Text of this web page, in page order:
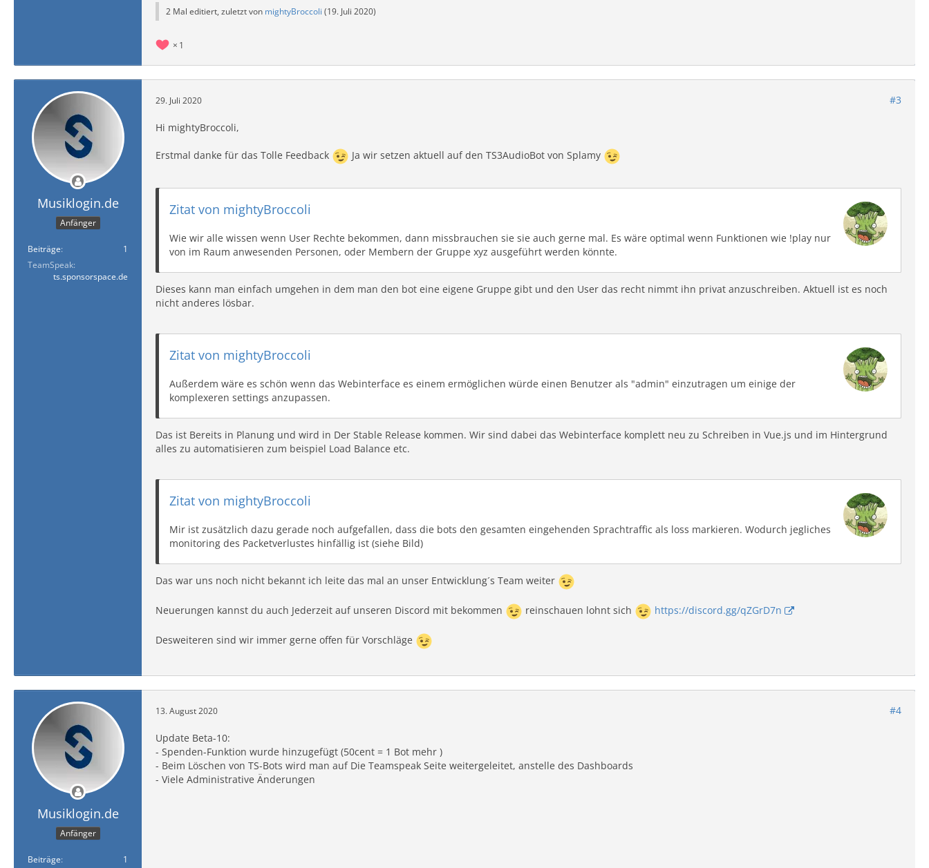
2 Mal editiert, zuletzt von mightyBroccoli (19. Juli 2020)
1
Musiklogin.de
Anfänger
Beiträge
1
TeamSpeak
ts.sponsorspace.de
29. Juli 2020 #3
Hi mightyBroccoli,
Erstmal danke für das Tolle Feedback Ja wir setzen aktuell auf den TS3AudioBot von Splamy
Zitat von mightyBroccoli
Wie wir alle wissen wenn User Rechte bekommen, dann missbrauchen sie sie auch gerne mal. Es wäre optimal wenn Funktionen wie !play nur
von im Raum anwesenden Personen, oder Membern der Gruppe xyz ausgeführt werden könnte.
Dieses kann man einfach umgehen in dem man den bot eine eigene Gruppe gibt und den User das recht nimmt ihn privat anzuschreiben. Aktuell ist es noch
nicht anderes lösbar.
Zitat von mightyBroccoli
Außerdem wäre es schön wenn das Webinterface es einem ermöglichen würde einen Benutzer als "admin" einzutragen um einige der
komplexeren settings anzupassen.
Das ist Bereits in Planung und wird in Der Stable Release kommen. Wir sind dabei das Webinterface komplett neu zu Schreiben in Vue.js und im Hintergrund
alles zu automatisieren zum beispiel Load Balance etc.
Zitat von mightyBroccoli
Mir ist zusätzlich dazu gerade noch aufgefallen, dass die bots den gesamten eingehenden Sprachtraffic als loss markieren. Wodurch jegliches
monitoring des Packetverlustes hinfällig ist (siehe Bild)
Das war uns noch nicht bekannt ich leite das mal an unser Entwicklung´s Team weiter
Neuerungen kannst du auch Jederzeit auf unseren Discord mit bekommen reinschauen lohnt sich https://discord.gg/qZGrD7n
Desweiteren sind wir immer gerne offen für Vorschläge
Musiklogin.de
Anfänger
Beiträge
1
13. August 2020 #4
Update Beta-10:
- Spenden-Funktion wurde hinzugefügt (50cent = 1 Bot mehr )
- Beim Löschen von TS-Bots wird man auf Die Teamspeak Seite weitergeleitet, anstelle des Dashboards
- Viele Administrative Änderungen